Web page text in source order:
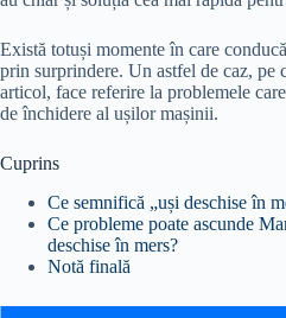
Există totuși momente în care
prin surprindere. Un astfel de caz, pe
articol, face referire la problemele
de închidere al ușilor mașinii.
Cuprins
Ce semnifică „uși deschise în
Ce probleme poate ascunde
deschise în mers?
Notă finală